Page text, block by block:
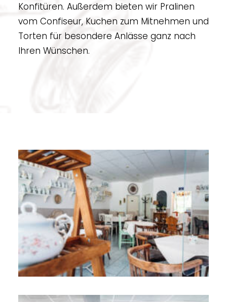
Konfitüren. Außerdem bieten wir Pralinen
vom Confiseur, Kuchen zum Mitnehmen und
Torten für besondere Anlässe ganz nach
Ihren Wünschen.